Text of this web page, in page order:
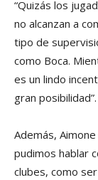
“Quizás los
no alcanzan a
tipo de
como Boca.
es un lindo
gran posibilidad”.
Además,
pudimos hablar
clubes, como